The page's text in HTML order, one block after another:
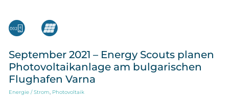
September 2021 – Energy Scouts planen
Photovoltaikanlage am bulgarischen
Flughafen Varna
Energie / Strom, Photovoltaik